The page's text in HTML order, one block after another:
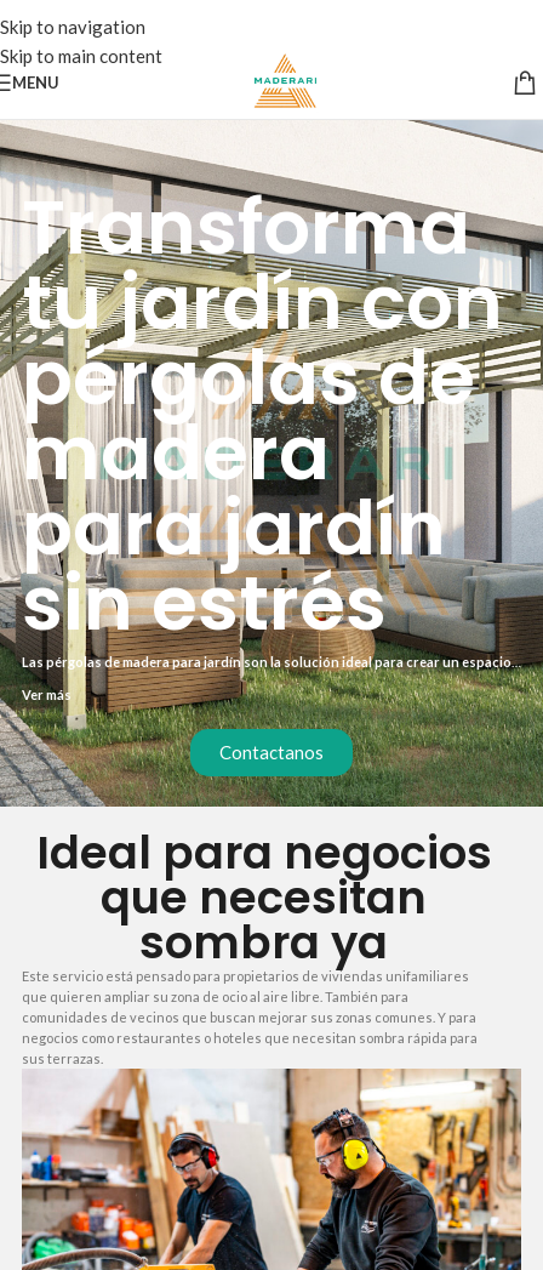
Skip to navigation
Skip to main content
MENU
Transforma
tu jardín con
pérgolas de
madera
para jardín
sin estrés
Las pérgolas de madera para jardín son la solución ideal para crear un espacio
de sombra natural y acogedor. Con nuestra instalación exprés en 15 días,
disfrutarás de tu nuevo rincón sin largas esperas ni complicaciones. Olvídate
de obras interminables y sorpresas de última hora.
Ver más
Contactanos
Ideal para negocios
que necesitan
sombra ya
Este servicio está pensado para propietarios de viviendas unifamiliares
que quieren ampliar su zona de ocio al aire libre. También para
comunidades de vecinos que buscan mejorar sus zonas comunes. Y para
negocios como restaurantes o hoteles que necesitan sombra rápida para
sus terrazas.